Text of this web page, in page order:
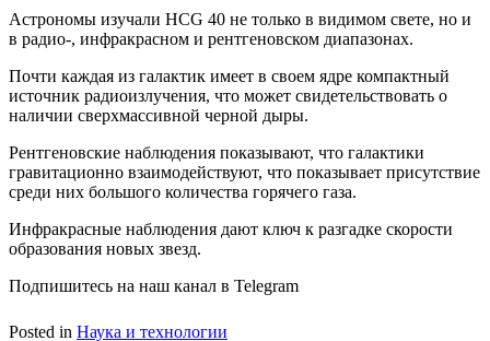
Астрономы изучали HCG 40 не только в видимом свете, но и
в радио-, инфракрасном и рентгеновском диапазонах.
Почти каждая из галактик имеет в своем ядре компактный
источник радиоизлучения, что может свидетельствовать о
наличии сверхмассивной черной дыры.
Рентгеновские наблюдения показывают, что галактики
гравитационно взаимодействуют, что показывает присутствие
среди них большого количества горячего газа.
Инфракрасные наблюдения дают ключ к разгадке скорости
образования новых звезд.
Подпишитесь на наш канал в Telegram
Posted in Наука и технологии